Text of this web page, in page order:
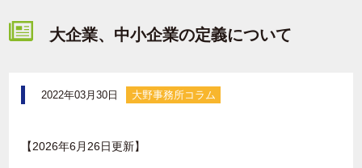
大企業、中小企業の定義について
2022年03月30日 大野事務所コラム
【2026年6月26日更新】